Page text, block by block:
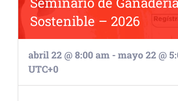
Sostenible – 2026
abril 22 @ 8:00 am -mayo 22 @
UTC+0